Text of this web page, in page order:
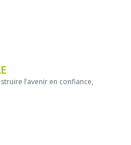
l’avenir en confiance,